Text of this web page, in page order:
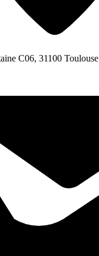
C06, 31100 Toulouse